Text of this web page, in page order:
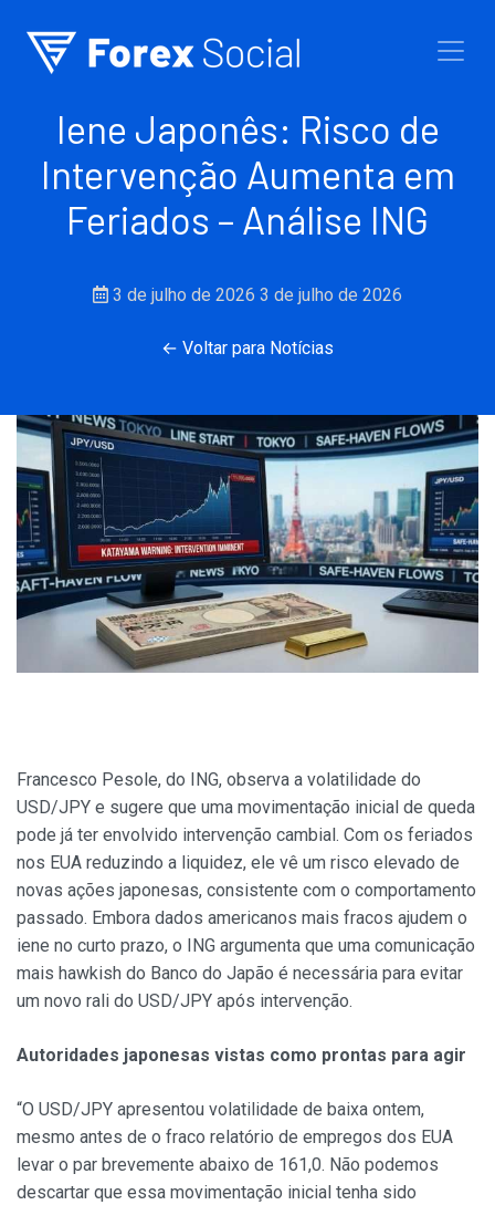
Iene Japonês: Risco de
Intervenção Aumenta em
Feriados – Análise ING
3 de julho de 2026 3 de julho de 2026
← Voltar para Notícias
Francesco Pesole, do ING, observa a volatilidade do
USD/JPY e sugere que uma movimentação inicial de queda
pode já ter envolvido intervenção cambial. Com os feriados
nos EUA reduzindo a liquidez, ele vê um risco elevado de
novas ações japonesas, consistente com o comportamento
passado. Embora dados americanos mais fracos ajudem o
iene no curto prazo, o ING argumenta que uma comunicação
mais hawkish do Banco do Japão é necessária para evitar
um novo rali do USD/JPY após intervenção.
Autoridades japonesas vistas como prontas para agir
“O USD/JPY apresentou volatilidade de baixa ontem,
mesmo antes de o fraco relatório de empregos dos EUA
levar o par brevemente abaixo de 161,0. Não podemos
descartar que essa movimentação inicial tenha sido